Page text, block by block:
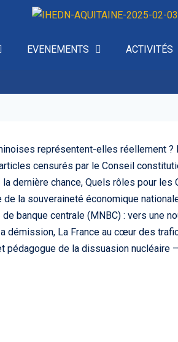
EVENEMENTS ACTIVITÉS
représentent-elles réellement
censurés par le Conseil
dernière chance, Quels rôles pour
la souveraineté économique
banque centrale (MNBC) : vers une
démission, La France au cœur des
pédagogue de la dissuasion